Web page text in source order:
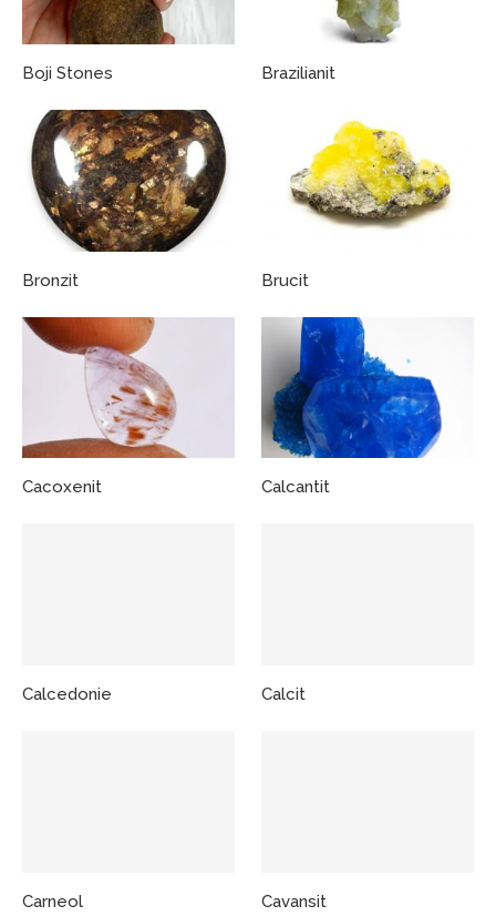
Boji Stones Brazilianit
Bronzit Brucit
Cacoxenit Calcantit
Calcedonie Calcit
Carneol Cavansit